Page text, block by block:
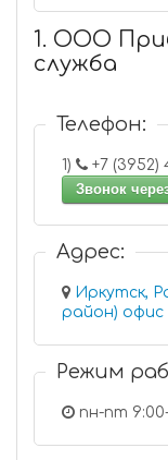
1. ООО
служба
Телефон:
1)
Звонок
Адрес:
Иркутск,
район)
Режим
пн-пт 9:00-